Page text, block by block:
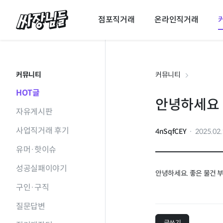
싸장님들 점포직거래 온라인직거래
커뮤니티
HOT글
자유게시판
사업직거래 후기
유머·핫이슈
성공실패이야기
구인·구직
질문답변
커뮤니티
안녕하세요
4nSqfCEY
안녕하세요. 좋은 물건